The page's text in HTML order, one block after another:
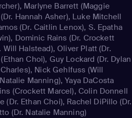
, Marlyne Barrett (Maggie
Hannah Asher), Luke Mitchell
(Dr. Caitlin Lenox), S. Epatha
, Dominic Rains (Dr. Crockett
Will Halstead),Oliver Platt (Dr.
(Ethan Choi), Guy Lockard (Dr. Dylan
, Nick Gehlfuss (Will
Manning),Yaya DaCosta
(Crockett Marcel), Colin Donnell
(Dr. Ethan Choi), Rachel DiPillo (Dr.
(Dr. Natalie Manning)